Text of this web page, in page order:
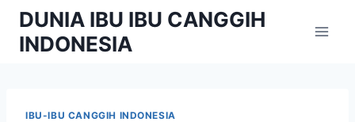
Skip
content
DUNIA IBU IBU CANGGIH
INDONESIA
IBU-IBU CANGGIH INDONESIA